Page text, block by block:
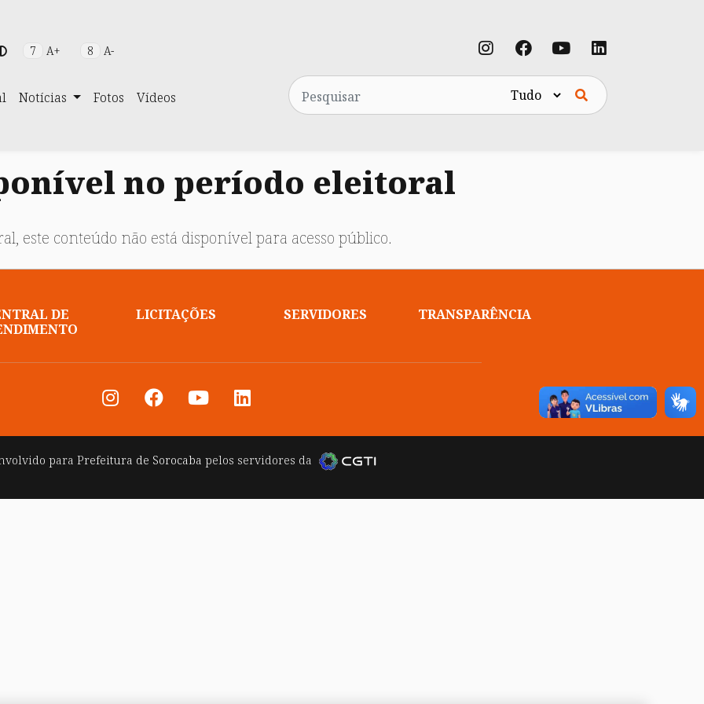
7 A+ 8 A-
Notícias Fotos Vídeos
Pesquisa
no período eleitoral
este conteúdo não está disponível para acesso público.
DE
LICITAÇÕES SERVIDORES TRANSPARÊNCIA
paraPrefeitura de Sorocaba pelos servidores da